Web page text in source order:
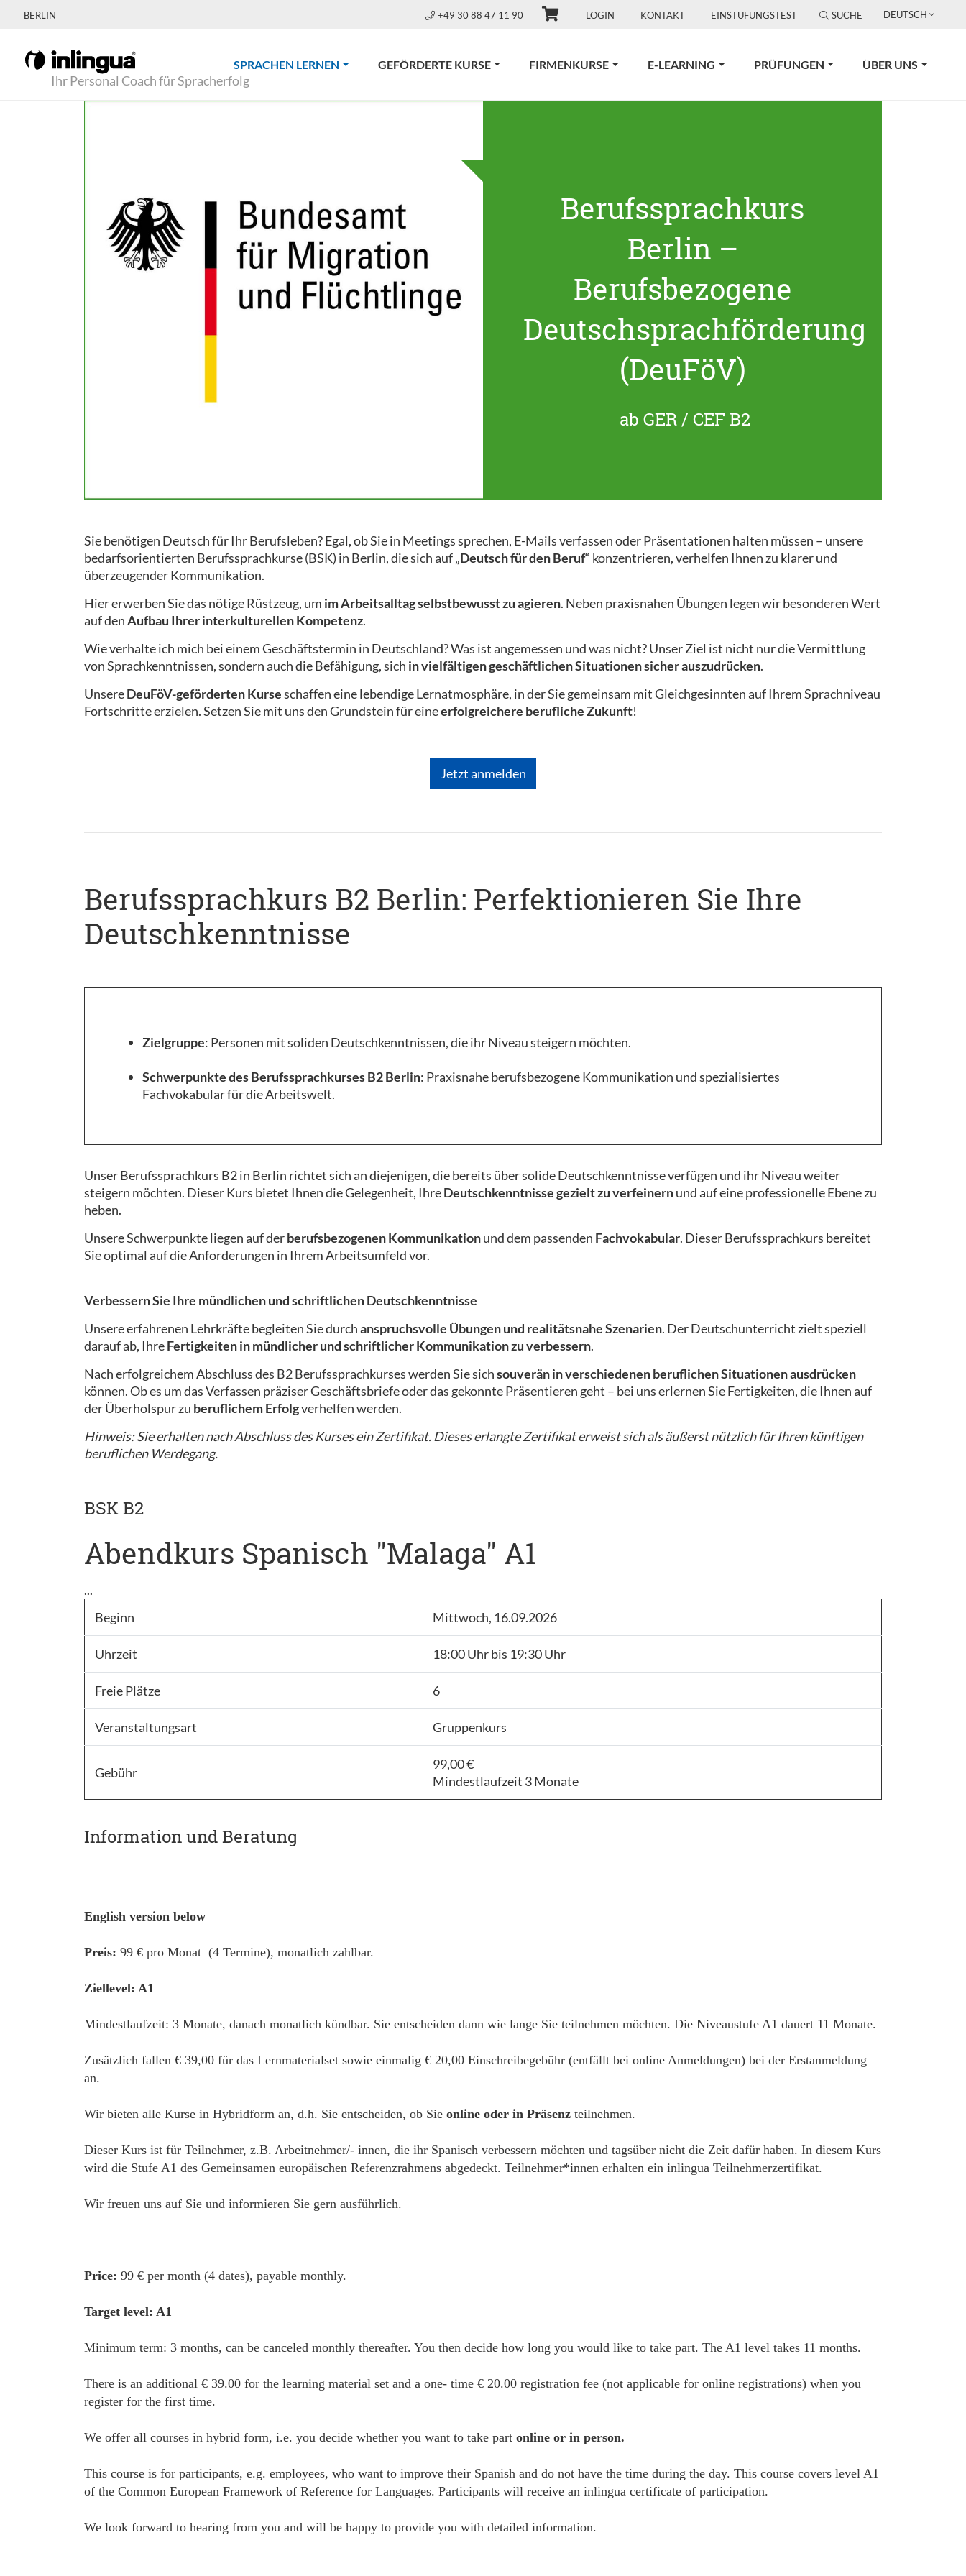
BERLIN +49 30 88 47 11 90 LOGIN KONTAKT EINSTUFUNGSTEST SUCHE DEUTSCH
Ihr Personal Coach für Spracherfolg
SPRACHEN LERNEN(CURRENT)GEFÖRDERTE KURSE FIRMENKURSE E-LEARNING PRÜFUNGEN ÜBER UNS
Berufssprachkurs
Berlin –
Berufsbezogene
Deutschsprachförderung
(DeuFöV)
ab GER / CEF B2
Sie benötigen Deutsch für Ihr Berufsleben? Egal, ob Sie in Meetings sprechen, E-Mails verfassen oder Präsentationen halten müssen – unsere
bedarfsorientierten Berufssprachkurse (BSK) in Berlin, die sich auf „Deutsch für den Beruf“ konzentrieren, verhelfen Ihnen zu klarer und
überzeugender Kommunikation.
Hier erwerben Sie das nötige Rüstzeug, um im Arbeitsalltag selbstbewusst zu agieren. Neben praxisnahen Übungen legen wir besonderen Wert
auf denAufbau Ihrer interkulturellen Kompetenz.
Wie verhalte ich mich bei einem Geschäftstermin in Deutschland? Was ist angemessen und was nicht? Unser Ziel ist nicht nur die Vermittlung
von Sprachkenntnissen, sondern auch die Befähigung, sich in vielfältigen geschäftlichen Situationen sicher auszudrücken.
UnsereDeuFöV-geförderten Kurseschaffen eine lebendige Lernatmosphäre, in der Sie gemeinsam mit Gleichgesinnten auf Ihrem Sprachniveau
Fortschritte erzielen. Setzen Sie mit uns den Grundstein für eineerfolgreichere berufliche Zukunft!
Jetzt anmelden
Berufssprachkurs B2 Berlin: Perfektionieren Sie Ihre
Deutschkenntnisse
Zielgruppe: Personen mit soliden Deutschkenntnissen, die ihr Niveau steigern möchten.
Schwerpunkte des Berufssprachkurses B2 Berlin: Praxisnahe berufsbezogene Kommunikation und spezialisiertes
Fachvokabular für die Arbeitswelt.
Unser Berufssprachkurs B2 in Berlin richtet sich an diejenigen, die bereits über solide Deutschkenntnisse verfügen und ihr Niveau weiter
steigern möchten. Dieser Kurs bietet Ihnen die Gelegenheit, IhreDeutschkenntnisse gezielt zu verfeinernund auf eine professionelle Ebene zu
heben.
Unsere Schwerpunkte liegen auf derberufsbezogenen Kommunikationund dem passenden Fachvokabular. Dieser Berufssprachkurs bereitet
Sie optimal auf die Anforderungen in Ihrem Arbeitsumfeld vor.
Verbessern Sie Ihre mündlichen und schriftlichen Deutschkenntnisse
Unsere erfahrenen Lehrkräfte begleiten Sie durchanspruchsvolle Übungen und realitätsnahe Szenarien. Der Deutschunterricht zielt speziell
darauf ab, IhreFertigkeiten in mündlicher und schriftlicher Kommunikation zu verbessern.
Nach erfolgreichem Abschluss des B2 Berufssprachkurses werden Sie sichsouverän in verschiedenen beruflichen Situationen ausdrücken
können. Ob es um das Verfassen präziser Geschäftsbriefe oder das gekonnte Präsentieren geht – bei uns erlernen Sie Fertigkeiten, die Ihnen auf
der Überholspur zu beruflichem Erfolgverhelfen werden.
Hinweis: Sie erhalten nach Abschluss des Kurses ein Zertifikat. Dieses erlangte Zertifikat erweist sich als äußerst nützlich für Ihren künftigen
beruflichen Werdegang.
BSK B2
Abendkurs Spanisch "Malaga" A1
...
Beginn
Mittwoch, 16.09.2026
Uhrzeit 18:00 Uhr bis 19:30 Uhr
Freie Plätze 6
Veranstaltungsart Gruppenkurs
Gebühr
99,00 €
Mindestlaufzeit 3 Monate
Information und Beratung
English version below
Preis: 99 € pro Monat (4 Termine), monatlich zahlbar.
Ziellevel: A1
Mindestlaufzeit: 3 Monate, danach monatlich kündbar. Sie entscheiden dann wie lange Sie teilnehmen möchten. Die Niveaustufe A1 dauert 11 Monate.
Zusätzlich fallen € 39,00 für das Lernmaterialset sowie einmalig € 20,00 Einschreibegebühr (entfällt bei online Anmeldungen) bei der Erstanmeldung
an.
Wir bieten alle Kurse in Hybridform an, d.h. Sie entscheiden, ob Sie online oder in Präsenz teilnehmen.
Dieser Kurs ist für Teilnehmer, z.B. Arbeitnehmer/- innen, die ihr Spanisch verbessern möchten und tagsüber nicht die Zeit dafür haben. In diesem Kurs
wird die Stufe A1 des Gemeinsamen europäischen Referenzrahmens abgedeckt. Teilnehmer*innen erhalten ein inlingua Teilnehmerzertifikat.
Wir freuen uns auf Sie und informieren Sie gern ausführlich.
Price: 99 € per month (4 dates), payable monthly.
Target level: A1
Minimum term: 3 months, can be canceled monthly thereafter. You then decide how long you would like to take part. The A1 level takes 11 months.
There is an additional € 39.00 for the learning material set and a one- time € 20.00 registration fee (not applicable for online registrations) when you
register for the first time.
We offer all courses in hybrid form, i.e. you decide whether you want to take part online or in person.
This course is for participants, e.g. employees, who want to improve their Spanish and do not have the time during the day. This course covers level A1
of the Common European Framework of Reference for Languages. Participants will receive an inlingua certificate of participation.
We look forward to hearing from you and will be happy to provide you with detailed information.